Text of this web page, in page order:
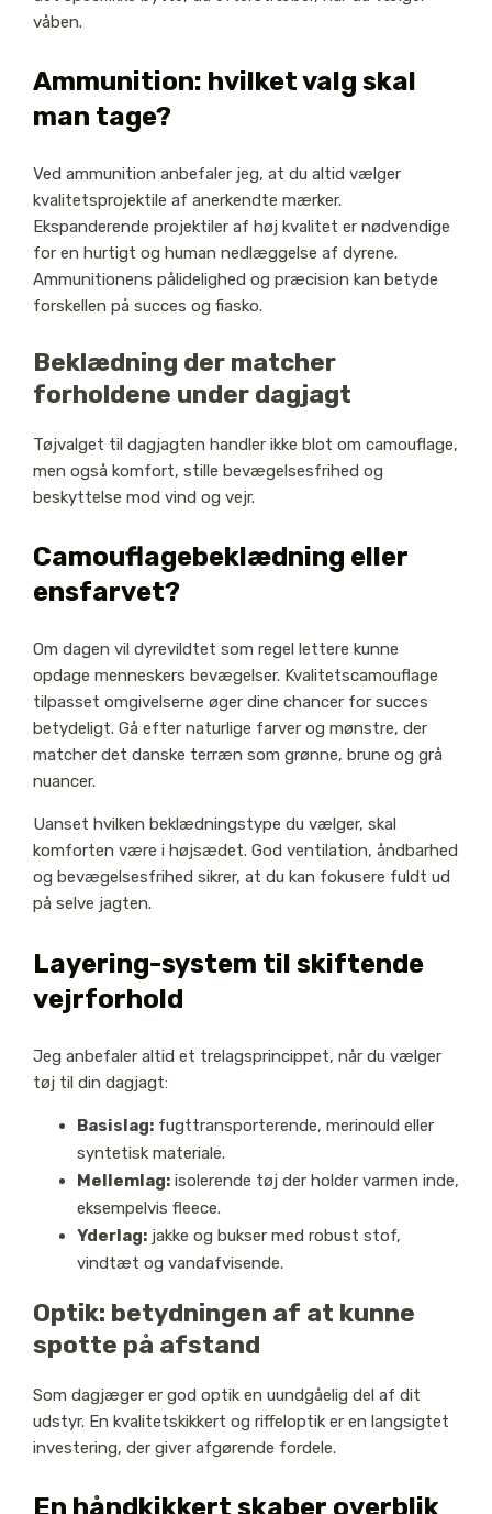
våben.
Ammunition: hvilket valg skal
man tage?
Ved ammunition anbefaler jeg, at du altid vælger
kvalitetsprojektile af anerkendte mærker.
Ekspanderende projektiler af høj kvalitet er nødvendige
for en hurtigt og human nedlæggelse af dyrene.
Ammunitionens pålidelighed og præcision kan betyde
forskellen på succes og fiasko.
Beklædning der matcher
forholdene under dagjagt
Tøjvalget til dagjagten handler ikke blot om camouflage,
men også komfort, stille bevægelsesfrihed og
beskyttelse mod vind og vejr.
Camouflagebeklædning eller
ensfarvet?
Om dagen vil dyrevildtet som regel lettere kunne
opdage menneskers bevægelser. Kvalitetscamouflage
tilpasset omgivelserne øger dine chancer for succes
betydeligt. Gå efter naturlige farver og mønstre, der
matcher det danske terræn som grønne, brune og grå
nuancer.
Uanset hvilken beklædningstype du vælger, skal
komforten være i højsædet. God ventilation, åndbarhed
og bevægelsesfrihed sikrer, at du kan fokusere fuldt ud
på selve jagten.
Layering-system til skiftende
vejrforhold
Jeg anbefaler altid et trelagsprincippet, når du vælger
tøj til din dagjagt:
Basislag:fugttransporterende, merinould eller
syntetisk materiale.
Mellemlag:isolerende tøj der holder varmen inde,
eksempelvis fleece.
Yderlag:jakke og bukser med robust stof,
vindtæt og vandafvisende.
Optik: betydningen af at kunne
spotte på afstand
Som dagjæger er god optik en uundgåelig del af dit
udstyr. En kvalitetskikkert og riffeloptik er en langsigtet
investering, der giver afgørende fordele.
En håndkikkert skaber overblik